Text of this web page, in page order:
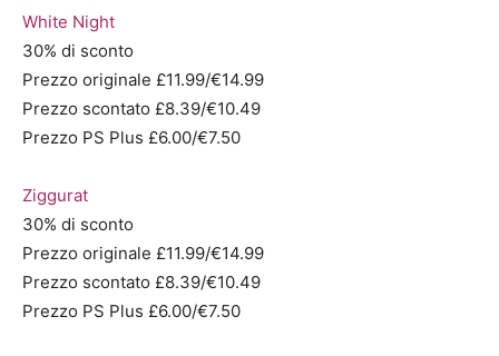
White Night
30% di sconto
Prezzo originale £11.99/€14.99
Prezzo scontato £8.39/€10.49
Prezzo PS Plus £6.00/€7.50
Ziggurat
30% di sconto
Prezzo originale £11.99/€14.99
Prezzo scontato £8.39/€10.49
Prezzo PS Plus £6.00/€7.50